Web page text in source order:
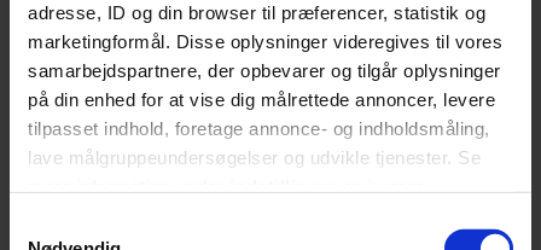
adresse, ID og din browser til præferencer, statistik og
marketingformål. Disse oplysninger videregives til vores
samarbejdspartnere, der opbevarer og tilgår oplysninger
på din enhed for at vise dig målrettede annoncer, levere
tilpasset indhold, foretage annonce- og indholdsmåling,
lave målgruppeundersøgelser og udvikle tjenester. Se
tilbage eller ændre indstillinger fra vores
”Jeg har forsøgt mig med transparent
kommunikation og fortælle, hvor problemerne er,
hvad jeg vil gøre ved dem, og hvorfor der er andre
ting, man ikke kan gøre. Det har handlet om at tage
folk med ind i mit refleksionsrum for at de kan
forstå mit take og mine nuancer. Og så har det været
vigtigt, at selvom vi skal spare og lave tilpasninger